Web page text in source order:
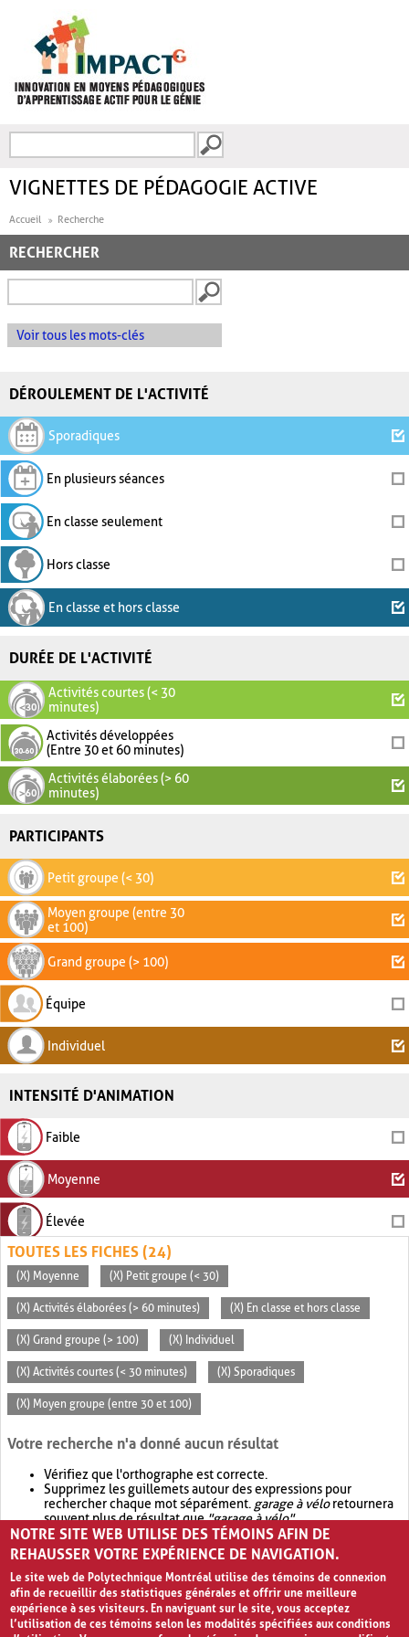
FORMULAIRE DE
VIGNETTES DE PÉDAGOGIE ACTIVE
Accueil Recherche
RECHERCHER
Voir tous les mots-clés
DÉROULEMENT DE L'ACTIVITÉ
Sporadiques
En plusieurs séances
En classe seulement
Hors classe
En classe et hors classe
DURÉE DE L'ACTIVITÉ
Activités courtes (< 30
minutes)
Activités développées
(Entre 30 et 60 minutes)
Activités élaborées (> 60
minutes)
PARTICIPANTS
Petit groupe (< 30)
Moyen groupe (entre 30
et 100)
Grand groupe (> 100)
Équipe
Individuel
INTENSITÉ D'ANIMATION
Faible
Moyenne
Élevée
TOUTES LES FICHES (24)
(X) Moyenne (X) Petit groupe (< 30)
(X) Activités élaborées (> 60 minutes) (X) En classe et hors classe
(X) Grand groupe (> 100) (X) Individuel
(X) Activités courtes (< 30 minutes) (X) Sporadiques
(X) Moyen groupe (entre 30 et 100)
Votre recherche n'a donné aucun résultat
Vérifiez que l'orthographe est correcte.
Supprimez les guillemets autour des expressions pour
rechercher chaque mot séparément. garage à véloretournera
souvent plus de résultat que"garage à vélo".
Envisagez d'élargir votre recherche avec OR.garage OR vélo
retournera souvent plus de résultat quegarage à vélo
NOTRE SITE WEB UTILISE DES TÉMOINS AFIN DE
REHAUSSER VOTRE EXPÉRIENCE DE NAVIGATION.
Le site web de Polytechnique Montréal utilise des témoins de connexion
afin de recueillir des statistiques générales et offrir une meilleure
expérience à ses visiteurs. En naviguant sur le site, vous acceptez
l’utilisation de ces témoins selon les modalités spécifiées aux conditions